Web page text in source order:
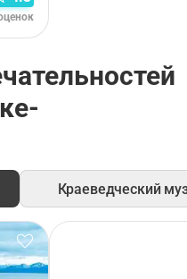
Краеведческий